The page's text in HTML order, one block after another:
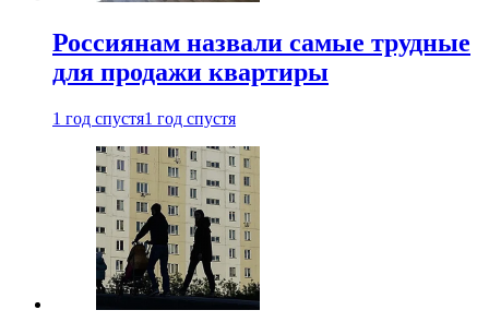
Россиянам назвали самые трудные
для продажи квартиры
1 год спустя1 год спустя